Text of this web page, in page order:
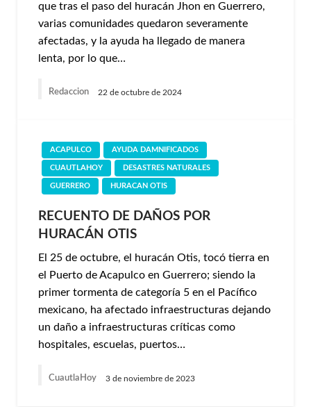
que tras el paso del huracán Jhon en Guerrero,
varias comunidades quedaron severamente
afectadas, y la ayuda ha llegado de manera
lenta, por lo que…
Redaccion 22 de octubre de 2024
ACAPULCO AYUDA DAMNIFICADOS
CUAUTLAHOY DESASTRES NATURALES
GUERRERO HURACAN OTIS
RECUENTO DE DAÑOS POR
HURACÁN OTIS
El 25 de octubre, el huracán Otis, tocó tierra en
el Puerto de Acapulco en Guerrero; siendo la
primer tormenta de categoría 5 en el Pacífico
mexicano, ha afectado infraestructuras dejando
un daño a infraestructuras críticas como
hospitales, escuelas, puertos…
CuautlaHoy 3 de noviembre de 2023